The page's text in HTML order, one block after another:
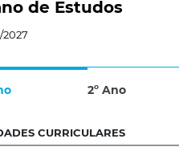
de Estudos
2027
2º Ano
CURRICULARES